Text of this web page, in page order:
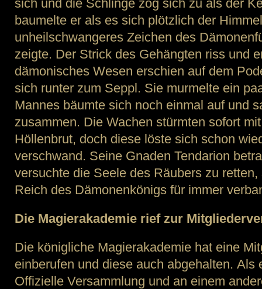
sich und die Schlinge zog sich zu als der
baumelte er als es sich plötzlich der
unheilschwangeres Zeichen des
zeigte. Der Strick des Gehängten riss und
dämonisches Wesen erschien auf dem
sich runter zum Seppl. Sie murmelte ein
Mannes bäumte sich noch einmal auf und
zusammen. Die Wachen stürmten sofort
Höllenbrut, doch diese löste sich schon
verschwand. Seine Gnaden Tendarion
versuchte die Seele des Räubers zu
Reich des Dämonenkönigs für immer
Die Magierakademie rief zur
Die königliche Magierakademie hat eine
einberufen und diese auch abgehalten. Als
Offizielle Versammlung und an einem